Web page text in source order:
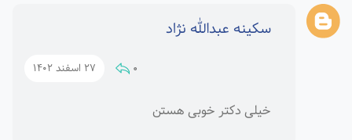
سکینه عبدالله نژاد
0 27 اسفند 1402
خیلی دکتر خوبی هستن